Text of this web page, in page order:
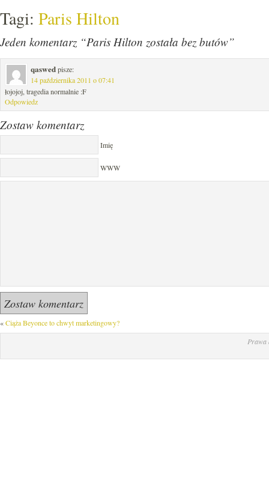
Tagi: Paris Hilton
Jeden komentarz “Paris Hilton została bez butów”
qaswedpisze:
14 października 2011 o 07:41
łojojoj, tragedia normalnie :F
Odpowiedz
Zostaw komentarz
Imię
WWW
«Ciąża Beyonce to chwyt marketingowy?